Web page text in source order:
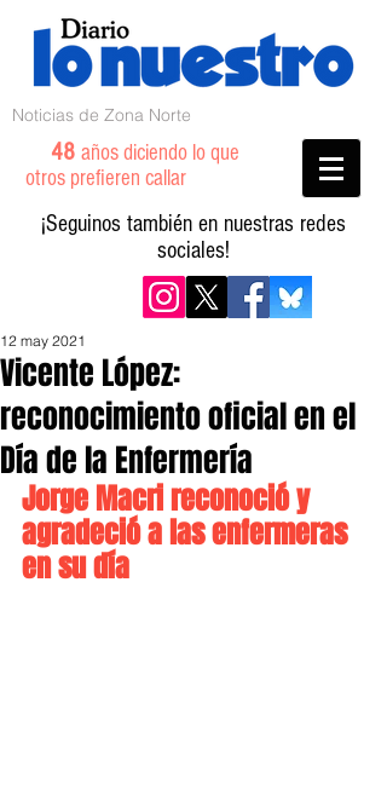
Noticias de Zona Norte
48 años diciendo lo que
otros prefieren callar
¡Seguinos también en nuestras redes
sociales!
Vicente López:
reconocimiento oficial en el
Día de la Enfermería
12 may 2021
Jorge Macri reconoció y
agradeció a las enfermeras
en su día